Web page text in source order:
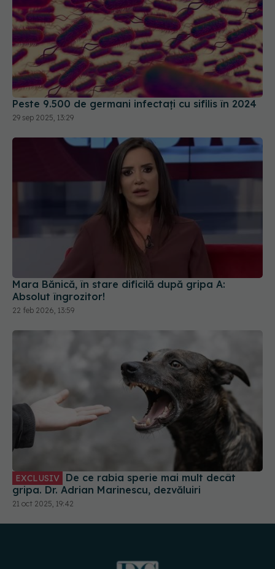
Peste 9.500 de germani infectați cu sifilis în 2024
29 sep 2025, 13:29
Mara Bănică, în stare dificilă după gripa A:
Absolut îngrozitor!
22 feb 2026, 13:59
EXCLUSIV
gripa. Dr. Adrian Marinescu, dezvăluiri
21 oct 2025, 19:42